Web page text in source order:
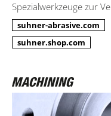
Spezialwerkzeuge zur
suhner-abrasive.com
suhner.shop.com